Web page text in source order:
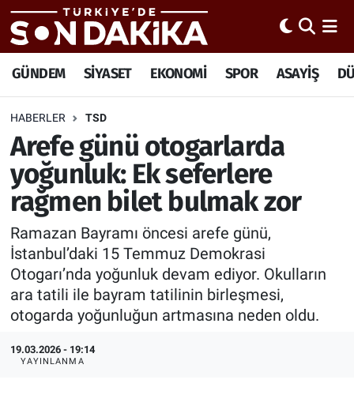
GÜNDEM SİYASET EKONOMİ SPOR ASAYİŞ
HABERLER TSD
Arefe günü otogarlarda
yoğunluk: Ek seferlere
rağmen bilet bulmak zor
Ramazan Bayramı öncesi arefe günü,
İstanbul’daki 15 Temmuz Demokrasi
Otogarı’nda yoğunluk devam ediyor. Okulların
ara tatili ile bayram tatilinin birleşmesi,
otogarda yoğunluğun artmasına neden oldu.
19.03.2026 - 19:14
YAYINLANMA
Trafik Durumu
Süper Lig Puan Durumu ve Fikstür
Tüm Manşetler
Son Dakika Haberleri
Haber Arşivi